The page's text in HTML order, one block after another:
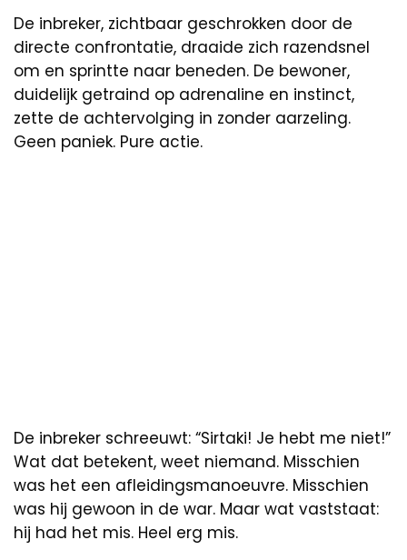
De inbreker, zichtbaar geschrokken door de
directe confrontatie, draaide zich razendsnel
om en sprintte naar beneden. De bewoner,
duidelijk getraind op adrenaline en instinct,
zette de achtervolging in zonder aarzeling.
Geen paniek. Pure actie.
De inbreker schreeuwt: “Sirtaki! Je hebt me niet!”
Wat dat betekent, weet niemand. Misschien
was het een afleidingsmanoeuvre. Misschien
was hij gewoon in de war. Maar wat vaststaat:
hij had het mis. Heel erg mis.